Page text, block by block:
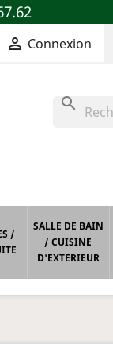
 Connexion
search
/
SALLE DE BAIN
/ CUISINE
D'EXTERIEUR